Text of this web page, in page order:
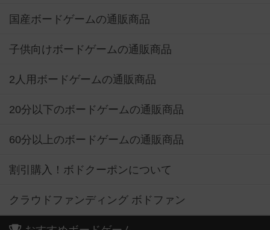
国産ボードゲームの通販商品
子供向けボードゲームの通販商品
2人用ボードゲームの通販商品
20分以下のボードゲームの通販商品
60分以上のボードゲームの通販商品
割引購入！ボドクーポンについて
クラウドファンディング ボドファン